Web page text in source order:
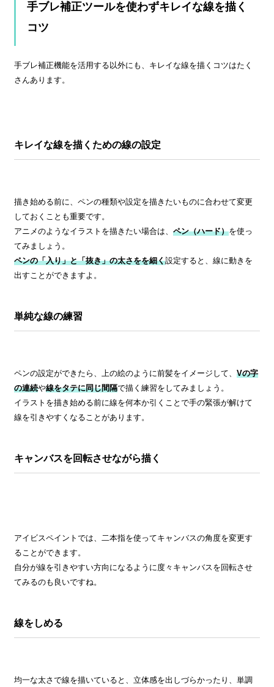
手ブレ補正ツールを使わずキレイな線を描く
コツ
手ブレ補正機能を活用する以外にも、キレイな線を描くコツはたく
さんあります。
キレイな線を描くための線の設定
描き始める前に、ペンの種類や設定を描きたいものに合わせて変更
しておくことも重要です。
アニメのようなイラストを描きたい場合は、 ペン（ハード）を使っ
てみましょう。
ペンの「入り」と「抜き」の太さをを細く設定すると、線に動きを
出すことができますよ。
単純な線の練習
ペンの設定ができたら、上の絵のように前髪をイメージして、 Vの字
の連続や線をタテに同じ間隔で描く練習をしてみましょう。
イラストを描き始める前に線を何本か引くことで手の緊張が解けて
線を引きやすくなることがあります。
キャンバスを回転させながら描く
アイビスペイントでは、二本指を使ってキャンバスの角度を変更す
ることができます。
自分が線を引きやすい方向になるように度々キャンバスを回転させ
てみるのも良いですね。
線をしめる
均一な太さで線を描いていると、立体感を出しづらかったり、単調